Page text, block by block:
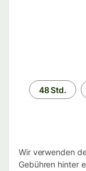
Zeitraum
48 Std.
Wir verwenden
Gebühren hinter